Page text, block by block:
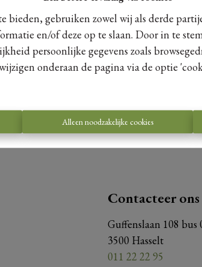
bieden, gebruiken zowel wij als derde
en/of deze op te slaan. Door in te
persoonlijke gegevens zoals
onderaan de pagina via de optie
Alleen noodzakelijke cookies
Contacteer ons
Guffenslaan 108 bus
3500 Hasselt
011 22 22 95